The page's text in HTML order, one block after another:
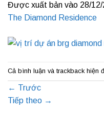
Được xuất bản vào 28/
The Diamond Residence
Cả bình luận và trackback hiện
← Trước
Tiếp theo →